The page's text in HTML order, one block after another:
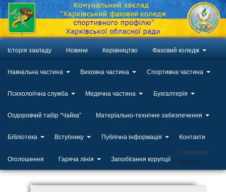
Історія закладу Новини Керівництво Фаховий коледж
Навчальна частина Виховна частина Спортивна частина
Психологічна служба Медична частина Бухгалтерія
Оздоровчий табір “Чайка” Матеріально-технічне забезпечення
Бібліотека Вступнику Публічна інформація Контакти
Оголошення Гаряча лінія Запобігання корупції
Categories
Новини